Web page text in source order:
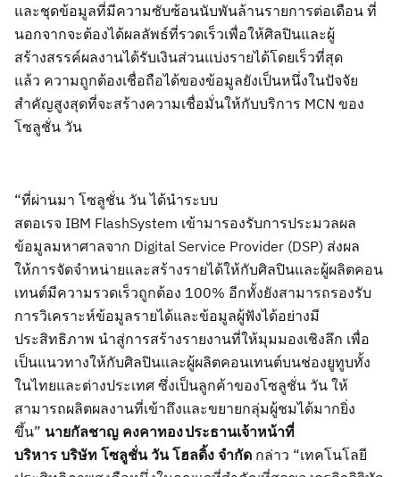
และชุดข้อมูลที่มีความซับซ้อนนับพันล้านรายการต่อเดือน ที่
นอกจากจะต้องได้ผลลัพธ์ที่รวดเร็วเพื่อให้ศิลปินและผู้
สร้างสรรค์ผลงานได้รับเงินส่วนแบ่งรายได้โดยเร็วที่สุด
แล้ว ความถูกต้องเชื่อถือได้ของข้อมูลยังเป็นหนึ่งในปัจจัย
สำคัญสูงสุดที่จะสร้างความเชื่อมั่นให้กับบริการ MCN ของ
โซลูชั่น วัน
“ที่ผ่านมา โซลูชั่น วัน ได้นำระบบ
สตอเรจ IBM FlashSystem เข้ามารองรับการประมวลผล
ข้อมูลมหาศาลจาก Digital Service Provider (DSP) ส่งผล
ให้การจัดจำหน่ายและสร้างรายได้ให้กับศิลปินและผู้ผลิตคอน
เทนต์มีความรวดเร็วถูกต้อง 1 00% อีกทั้งยังสามารถรองรับ
การวิเคราะห์ข้อมูลรายได้และข้อมูลผู้ฟังได้อย่างมี
ประสิทธิภาพ นำสู่การสร้างรายงานที่ให้มุมมองเชิงลึก เพื่อ
เป็นแนวทางให้กับศิลปินและผู้ผลิตคอนเทนต์บนช่องยูทูบทั้ง
ในไทยและต่างประเทศ ซึ่งเป็นลูกค้าของโซลูชั่น วัน ให้
สามารถผลิตผลงานที่เข้าถึงและขยายกลุ่มผู้ชมได้มากยิ่ง
ขึ้น” นายกัลชาญ คงคาทองประธานเจ้าหน้าที่
บริหาร บริษัท โซลูชั่น วัน โฮลดิ้ง จำกัด กล่าว “เทคโนโลยี